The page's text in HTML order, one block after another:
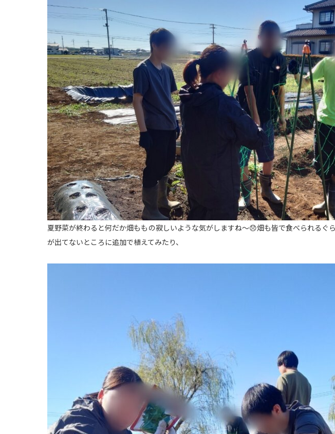
夏野菜が終わると何だか畑ももの寂しいような気がしますね〜😞畑も皆で食べられるぐ
が出てないところに追加で植えてみたり、